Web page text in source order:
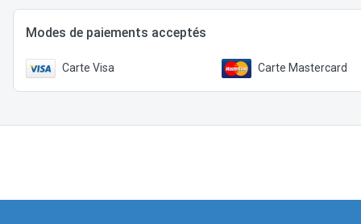
Modes de paiements acceptés
Carte Visa Carte Mastercard